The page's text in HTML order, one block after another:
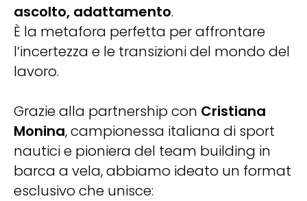
ascolto, adattamento.
È la metafora perfetta per affrontare
l’incertezza e le transizioni del mondo del
lavoro.
Grazie alla partnership con Cristiana
Monina,campionessa italiana di sport
nautici e pioniera del team building in
barca a vela, abbiamo ideato un format
esclusivo che unisce: